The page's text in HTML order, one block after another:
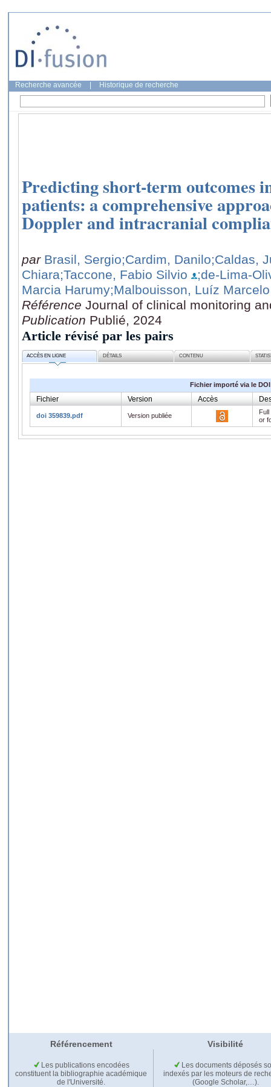
Recherche avancée Historique de recherche
Predicting short-term outcomes
patients: a comprehensive
Doppler and intracranial
par Brasil, Sergio;Cardim, Danilo;Caldas,
Chiara;Taccone, Fabio Silvio
;de-Lima-
Marcia Harumy;Malbouisson, Luíz
Référence Journal of clinical monitoring
Publication Publié, 2024
Article révisé par les pairs
ACCÈS EN LIGNE DÉTAILS CONTENU
Fichier importé via le DOI
Fichier Version Accès
doi 359839.pdf Version publiée
or
Référencement Visibilité
Les publications encodées
constituent la bibliographie académique
de l'Université.
Les documents déposés
indexés par les moteurs de
(Google Scholar,…).